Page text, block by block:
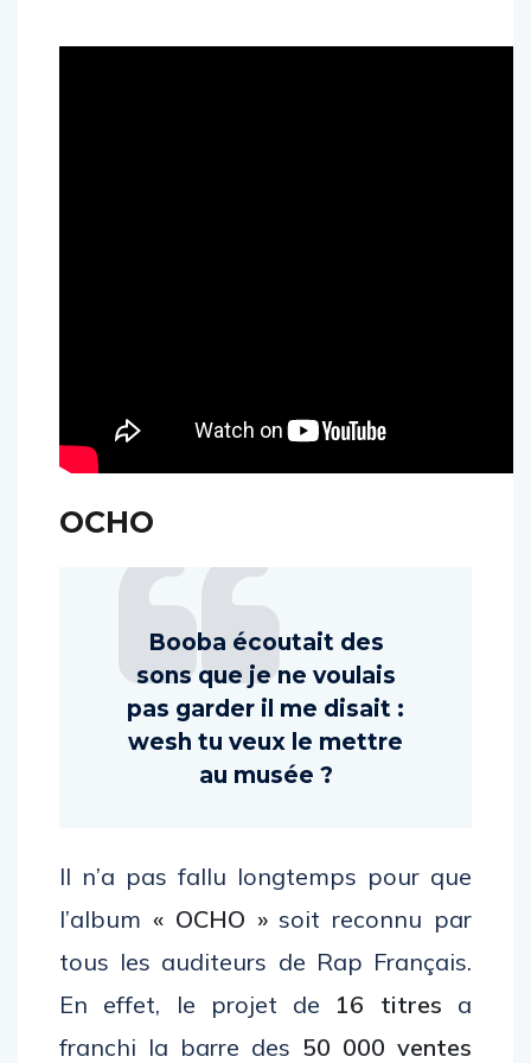
OCHO
Booba écoutait des
sons que je ne voulais
pas garder il me disait :
wesh tu veux le mettre
au musée ?
Il n’a pas fallu longtemps pour que
l’album « OCHO »soit reconnu par
tous les auditeurs de Rap Français.
En effet, le projet de 16 titres a
franchi la barre des 50 000 ventes